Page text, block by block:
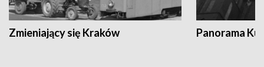
Zmieniający się Kraków Panorama